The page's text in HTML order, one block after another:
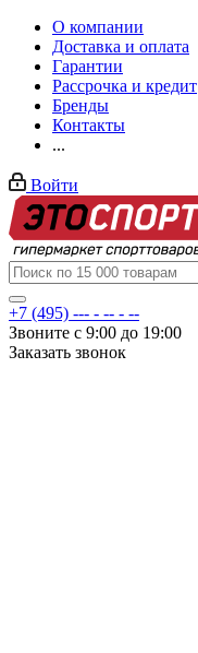
О компании
Доставка и оплата
Гарантии
Рассрочка и кредит
Бренды
Контакты
...
Войти
+7 (495) --- - -- - --
Звоните с 9:00 до 19:00
Заказать звонок